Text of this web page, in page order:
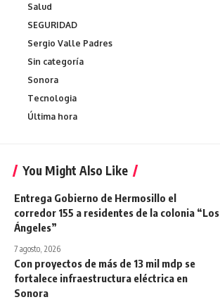
Salud
SEGURIDAD
Sergio Valle Padres
Sin categoría
Sonora
Tecnologia
Última hora
You Might Also Like
Entrega Gobierno de Hermosillo el
corredor 155 a residentes de la colonia “Los
Ángeles”
7 agosto, 2026
Con proyectos de más de 13 mil mdp se
fortalece infraestructura eléctrica en
Sonora